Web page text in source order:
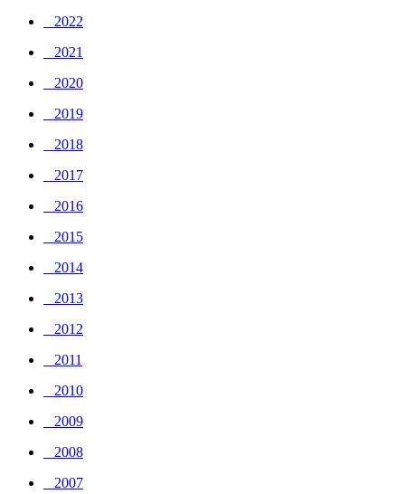
_ 2022
_ 2021
_ 2020
_ 2019
_ 2018
_ 2017
_ 2016
_ 2015
_ 2014
_ 2013
_ 2012
_ 2011
_ 2010
_ 2009
_ 2008
_ 2007